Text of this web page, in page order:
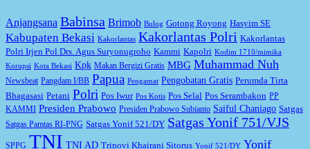
Anjangsana Babinsa Brimob Bulog Gotong Royong Hasyim SE
Kabupaten Bekasi Kakorlantas Kakorlantas Polri Kakorlantas
Polri Irjen Pol Drs. Agus Suryonugroho Kammi Kapolri Kodim 1710/mimika
Korupsi Kota Bekasi Kpk Makan Bergizi Gratis MBG Muhammad Nuh
Newsbeat Pangdam I/BB Papua Pengamat Pengobatan Gratis Perumda Tirta
Bhagasasi Petani Polri Pos Iwur Pos Kotis Pos Selal Pos Serambakon PP
KAMMI Presiden Prabowo Presiden Prabowo Subianto Saiful Chaniago Satgas
Satgas Pamtas RI-PNG Satgas Yonif 521/DY Satgas Yonif 751/VJS
SPPG TNI TNI AD Trinovi Khairani Sitorus Yonif 521/DY Yonif